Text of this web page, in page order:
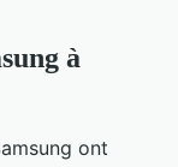
à
ont